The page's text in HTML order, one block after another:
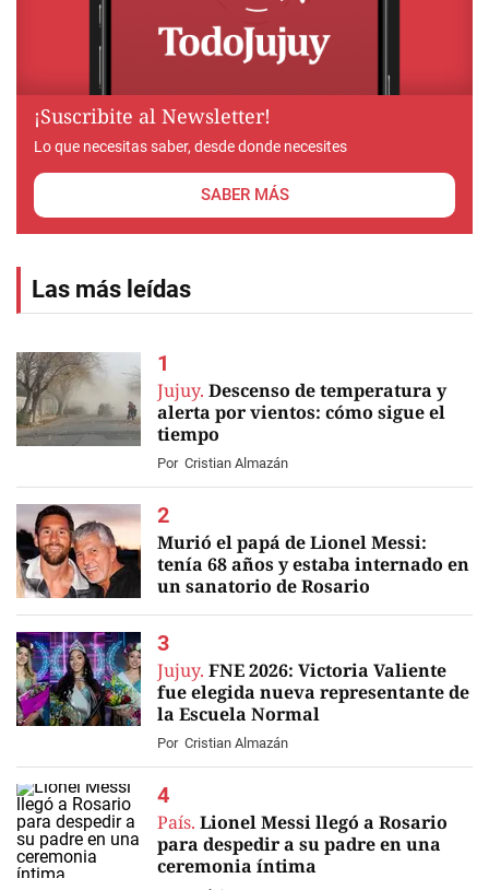
¡Suscribite al Newsletter!
Lo que necesitas saber, desde donde necesites
SABER MÁS
Las más leídas
Jujuy. Descenso de temperatura y
alerta por vientos: cómo sigue el
tiempo
Por Cristian Almazán
EN VIVO
Murió el papá de Lionel Messi:
tenía 68 años y estaba internado en
un sanatorio de Rosario
Jujuy. FNE 2026: Victoria Valiente
fue elegida nueva representante de
la Escuela Normal
Por Cristian Almazán
País. Lionel Messi llegó a Rosario
para despedir a su padre en una
ceremonia íntima